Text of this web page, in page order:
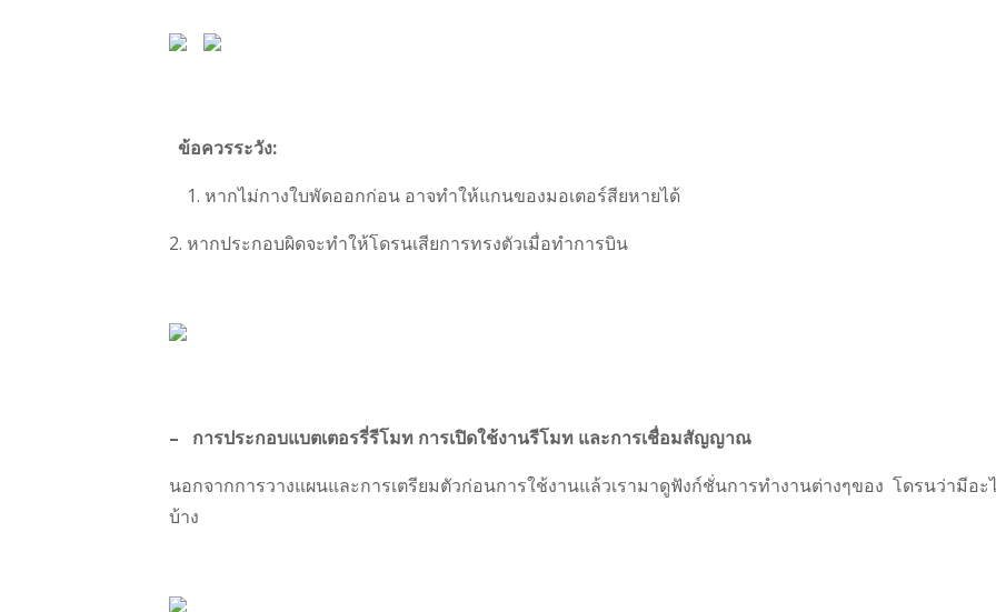
ข้อควรระวัง:
1. หากไม่กางใบพัดออกก่อน อาจทำให้แกนของมอเตอร์สียหายได้
2. หากประกอบผิดจะทำให้โดรนเสียการทรงตัวเมื่อทำการบิน
–
การประกอบแบตเตอรรี่รีโมท การเปิดใช้งานรีโมท และการเชื่อมสัญญาณ
นอกจากการวางแผนและการเตรียมตัวก่อนการใช้งานแล้วเรามาดูฟังก์ชั่นการทำงานต่างๆของ โดรนว่ามีอะ
บ้าง